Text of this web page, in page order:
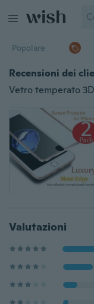
Popolare
Recensioni dei
Valutazioni